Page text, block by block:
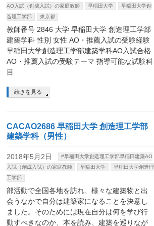
AO入試（創成入試）の家庭教師
早稲田大学
早稲田大学創
造理工学部
東京都
教師番号 2846 大学 早稲田大学 創造理工学部
建築学科 性別 女性 AO・推薦入試の受験経験
早稲田大学創造理工学部建築学科AO入試合格
AO・推薦入試の受験テーマ 指導可能な試験科
目
続きを見る
CACAO2686 早稲田大学 創造理工学部
建築学科（男性）
2018年5月2日
#早稲田大学創造理工学部早稲田建築AO
入試（創成入試）の家庭教師
早稲田大学
早稲田大学創造理
工学部
部活動で全国各地を訪れ、様々な建築物と出
会うなかで自分は建築家になることを決意し
ました。そのためには現在自分は何を学び行
動すべきなのか、本を読み、建築を巡りなが